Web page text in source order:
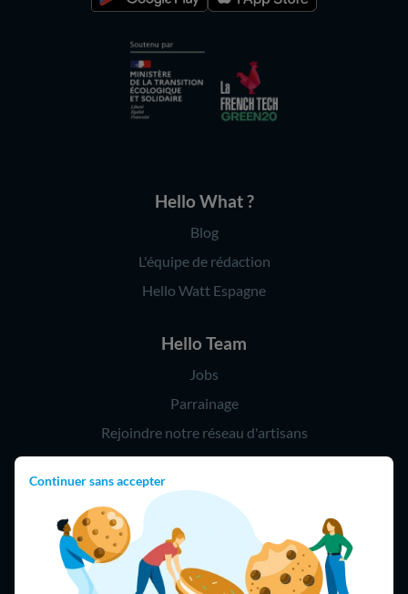
Continuer sans accepter
Hello What ?
Blog
L'équipe de rédaction
Hello Watt Espagne
Hello Team
Jobs
Parrainage
Rejoindre notre réseau d'artisans
Hello !
09 75 18 60 60
(8h-21h)
75018 Paris